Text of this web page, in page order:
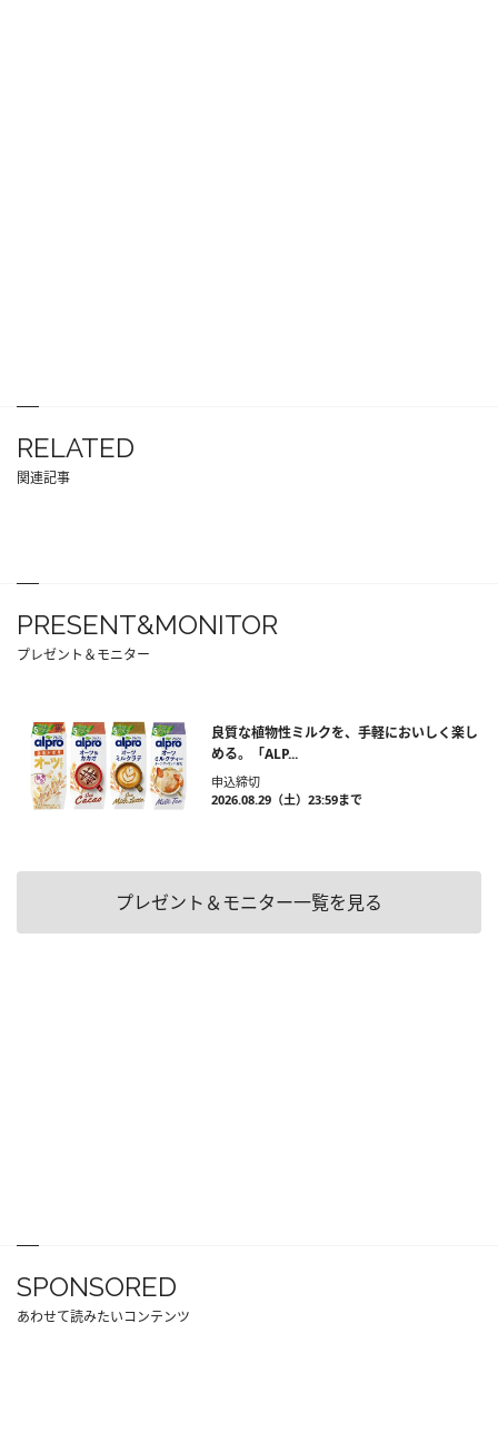
RELATED
関連記事
PRESENT&MONITOR
プレゼント＆モニター
良質な植物性ミルクを、手軽においしく楽し
める。「ALP...
申込締切
2026.08.29（土）23:59まで
プレゼント＆モニター一覧を見る
SPONSORED
あわせて読みたいコンテンツ